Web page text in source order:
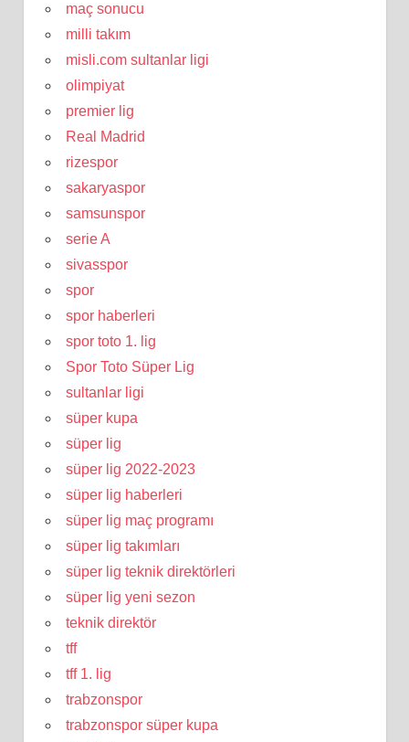
maç sonucu
milli takım
misli.com sultanlar ligi
olimpiyat
premier lig
Real Madrid
rizespor
sakaryaspor
samsunspor
serie A
sivasspor
spor
spor haberleri
spor toto 1. lig
Spor Toto Süper Lig
sultanlar ligi
süper kupa
süper lig
süper lig 2022-2023
süper lig haberleri
süper lig maç programı
süper lig takımları
süper lig teknik direktörleri
süper lig yeni sezon
teknik direktör
tff
tff 1. lig
trabzonspor
trabzonspor süper kupa